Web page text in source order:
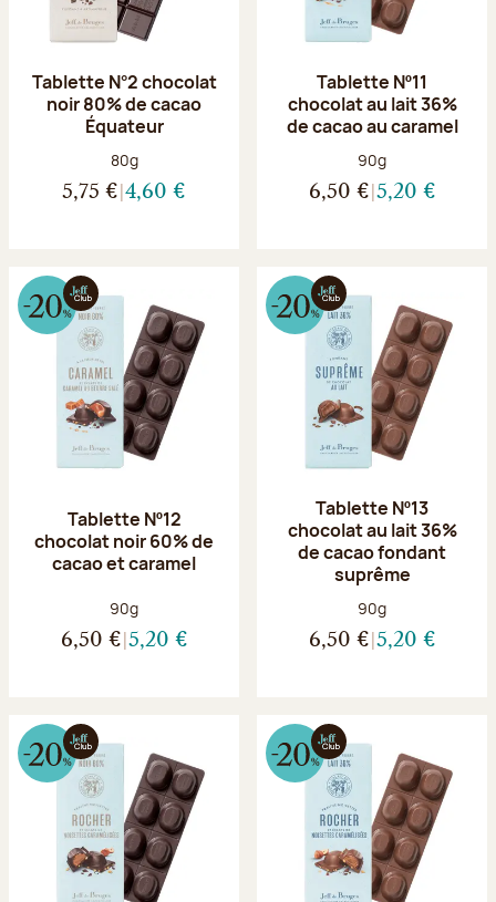
Tablette N°2 chocolat
noir 80% de cacao
Équateur
Poids net :
80g
5,75 € 4,60 €
Tablette Nº11
chocolat au lait 36%
de cacao au caramel
Poids net :
90g
6,50 € 5,20 €
Tablette Nº12
chocolat noir 60% de
cacao et caramel
Poids net :
90g
6,50 € 5,20 €
Tablette Nº13
chocolat au lait 36%
de cacao fondant
suprême
Poids net :
90g
6,50 € 5,20 €